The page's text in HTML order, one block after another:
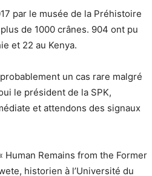
par le musée de la Préhistoire
de 1000 crânes. 904 ont pu
et 22 au Kenya.
un cas rare malgré
le président de la SPK,
et attendons des signaux
Remains from the Former
historien à l’Université du